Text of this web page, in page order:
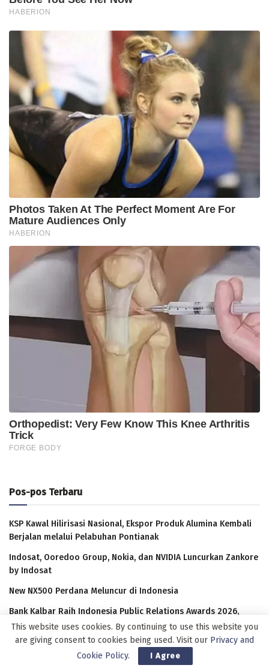
Pos-pos Terbaru
KSP Kawal Hilirisasi Nasional, Ekspor Produk Alumina Kembali
Berjalan melalui Pelabuhan Pontianak
Indosat, Ooredoo Group, Nokia, dan NVIDIA Luncurkan Zankore
by Indosat
New NX500 Perdana Meluncur di Indonesia
Bank Kalbar Raih Indonesia Public Relations Awards 2026,
Bukti Reputasi yang Kian Kokoh
XLSMART Hadirkan Layanan Aktivasi SIM Card di Bandara
This website uses cookies. By continuing to use this website you
are giving consent to cookies being used. Visit our Privacy and
Cookie Policy. I Agree